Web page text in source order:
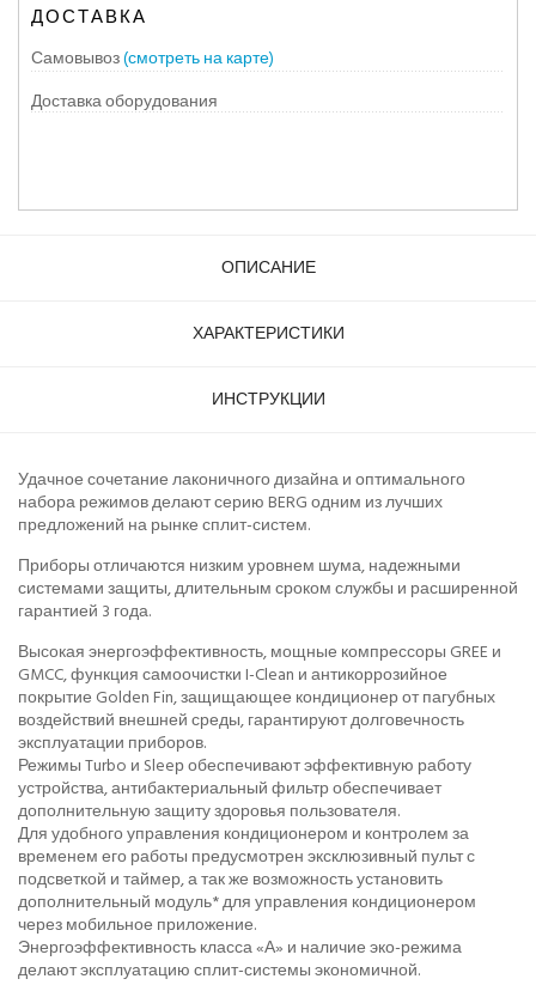
ДОСТАВКА
Самовывоз(смотреть на карте)
Доставка оборудования
ОПИСАНИЕ
ХАРАКТЕРИСТИКИ
ИНСТРУКЦИИ
Удачное сочетание лаконичного дизайна и оптимального
набора режимов делают серию BERG одним из лучших
предложений на рынке сплит-систем.
Приборы отличаются низким уровнем шума, надежными
системами защиты, длительным сроком службы и расширенной
гарантией 3 года.
Высокая энергоэффективность, мощные компрессоры GREE и
GMCC, функция самоочистки I-Clean и антикоррозийное
покрытие Golden Fin, защищающее кондиционер от пагубных
воздействий внешней среды, гарантируют долговечность
эксплуатации приборов.
Режимы Turbo и Sleeр обеспечивают эффективную работу
устройства, антибактериальный фильтр обеспечивает
дополнительную защиту здоровья пользователя.
Для удобного управления кондиционером и контролем за
временем его работы предусмотрен эксклюзивный пульт с
подсветкой и таймер, а так же возможность установить
дополнительный модуль* для управления кондиционером
через мобильное приложение.
Энергоэффективность класса «А» и наличие эко-режима
делают эксплуатацию сплит-системы экономичной.